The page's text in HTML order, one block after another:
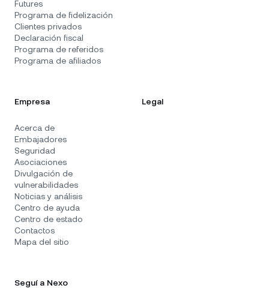
Futures
Programa de fidelización
Clientes privados
Declaración fiscal
Programa de referidos
Programa de afiliados
Empresa
Acerca de
Embajadores
Seguridad
Asociaciones
Divulgación de
vulnerabilidades
Noticias y análisis
Centro de ayuda
Centro de estado
Contactos
Mapa del sitio
Legal
Seguí a Nexo